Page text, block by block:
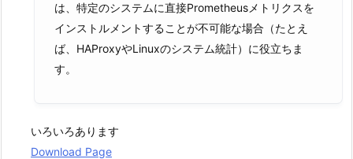
は、特定のシステムに直接Prometheusメトリクスを
インストルメントすることが不可能な場合（たとえ
ば、HAProxyやLinuxのシステム統計）に役立ちま
す。
いろいろあります
Download Page